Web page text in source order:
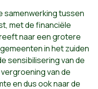
samenwerking tussen
met de financiële
naar een grotere
in het zuiden
sensibilisering van de
van de
en dus ook naar de